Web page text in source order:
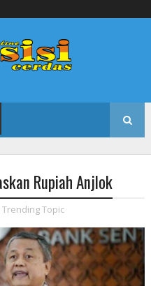
Rupiah Anjlok
Trending Topic